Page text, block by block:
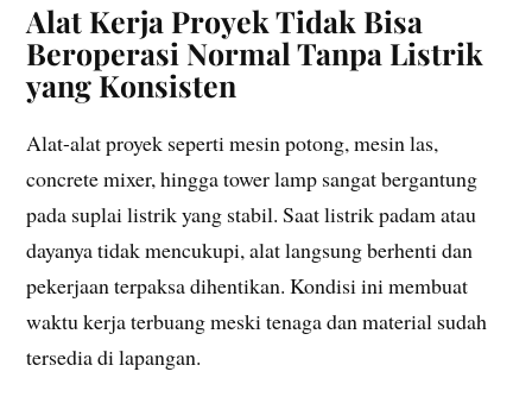
Alat Kerja Proyek Tidak Bisa
Beroperasi Normal Tanpa Listrik
yang Konsisten
Alat-alat proyek seperti mesin potong, mesin las,
concrete mixer, hingga tower lamp sangat bergantung
pada suplai listrik yang stabil. Saat listrik padam atau
dayanya tidak mencukupi, alat langsung berhenti dan
pekerjaan terpaksa dihentikan. Kondisi ini membuat
waktu kerja terbuang meski tenaga dan material sudah
tersedia di lapangan.